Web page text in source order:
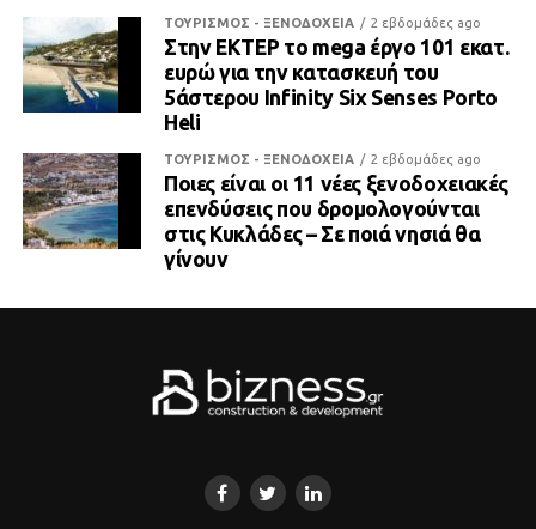
ΤΟΥΡΙΣΜΟΣ - ΞΕΝΟΔΟΧΕΙΑ 2 εβδομάδες ago
Στην ΕΚΤΕΡ το mega έργο 101 εκατ.
ευρώ για την κατασκευή του
5άστερου Infinity Six Senses Porto
Heli
ΤΟΥΡΙΣΜΟΣ - ΞΕΝΟΔΟΧΕΙΑ 2 εβδομάδες ago
Ποιες είναι οι 11 νέες ξενοδοχειακές
επενδύσεις που δρομολογούνται
στις Κυκλάδες – Σε ποιά νησιά θα
γίνουν